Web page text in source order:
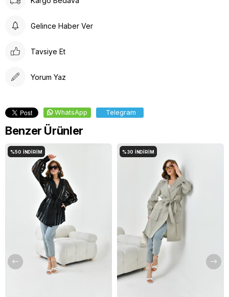
Çamaşır Suyu Kullanmayınız
Gelince Haber Ver
Tavsiye Et
Yorum Yaz
WhatsApp Telegram
Benzer Ürünler
%50 İNDIRIM %30 İNDIRIM